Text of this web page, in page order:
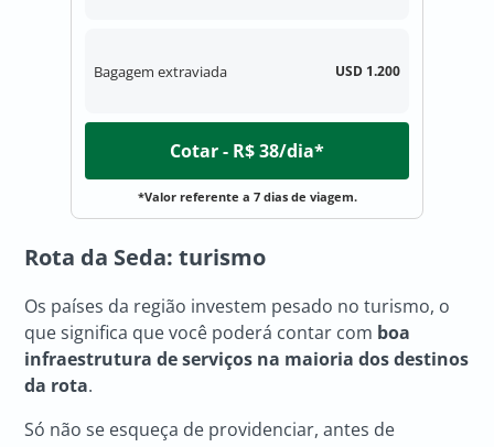
Bagagem extraviada USD 1.200
Cotar - R$ 38/dia*
*Valor referente a 7 dias de viagem.
Rota da Seda: turismo
Os países da região investem pesado no turismo, o
que significa que você poderá contar com boa
infraestrutura de serviços na maioria dos destinos
da rota.
Só não se esqueça de providenciar, antes de